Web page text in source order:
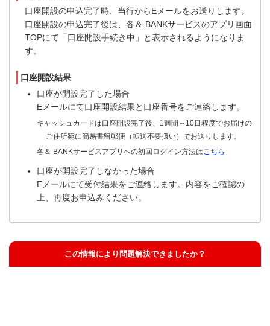
口座開設の申込完了時、当行からEメールをお送りします。
口座開設の申込完了後は、各＆ BANKサービスのアプリ画面
TOPにて「口座開設手続き中」と表示されるようになりま
す。
口座開設結果
口座が開設完了した場合
Eメールにて口座開設結果と口座番号をご連絡します。
キャッシュカードは口座開設完了後、1週間～10日程度でお届けの
ご住所宛に簡易書留郵便（転送不要扱い）でお送りします。
各＆ BANKサービスアプリへの初回ログイン方法は こちら
口座が開設完了しなかった場合
Eメールにて受付結果をご連絡します。内容をご確認の
上、再度お申込みください。
この情報により問題解決できましたか？